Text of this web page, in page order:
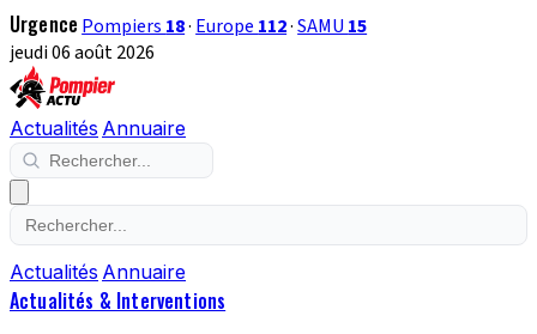
Urgence Pompiers 18· Europe 112·SAMU 15
jeudi 06 août 2026
Actualités Annuaire
Actualités Annuaire
Actualités & Interventions